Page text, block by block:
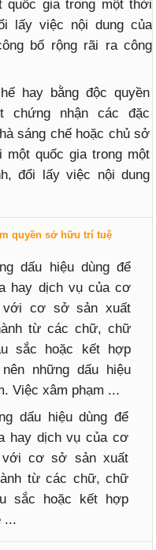
quốc gia trong một thời
lấy việc nội dung của
bố rộng rãi ra công
hay bằng độc quyền
chứng nhận các đặc
sáng chế hoặc chủ sở
một quốc gia trong một
đổi lấy việc nội dung
quyền sở hữu trí tuệ
dấu hiệu dùng để
hay dịch vụ của cơ
cơ sở sản xuất
từ các chữ, chữ
sắc hoặc kết hợp
những dấu hiệu
Việc xâm phạm ...
dấu hiệu dùng để
hay dịch vụ của cơ
cơ sở sản xuất
từ các chữ, chữ
sắc hoặc kết hợp
...